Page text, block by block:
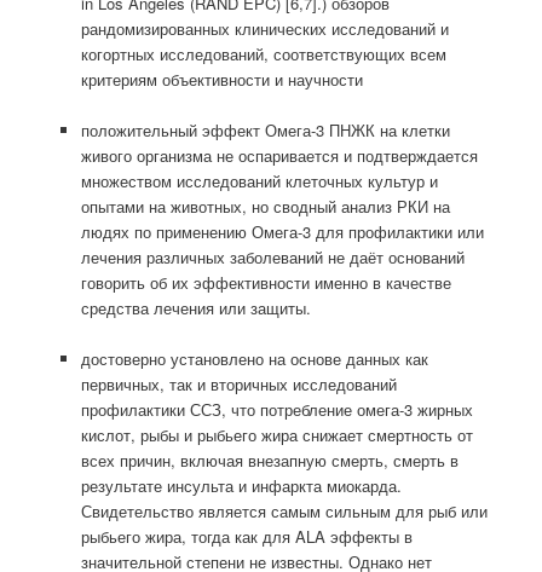
рандомизированных клинических исследований и
когортных исследований, соответствующих всем
критериям объективности и научности
положительный эффект Омега-3 ПНЖК на клетки
живого организма не оспаривается и подтверждается
множеством исследований клеточных культур и
опытами на животных, но сводный анализ РКИ на
людях по применению Омега-3 для профилактики или
лечения различных заболеваний не даёт оснований
говорить об их эффективности именно в качестве
средства лечения или защиты.
достоверно установлено на основе данных как
первичных, так и вторичных исследований
профилактики ССЗ, что потребление омега-3 жирных
кислот, рыбы и рыбьего жира снижает смертность от
всех причин, включая внезапную смерть, смерть в
результате инсульта и инфаркта миокарда.
Свидетельство является самым сильным для рыб или
рыбьего жира, тогда как для ALA эффекты в
значительной степени не известны. Однако нет